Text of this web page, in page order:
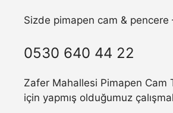
Sizde pimapen cam & pencere
0530 640 44 22
Zafer Mahallesi Pimapen Cam
için yapmış olduğumuz